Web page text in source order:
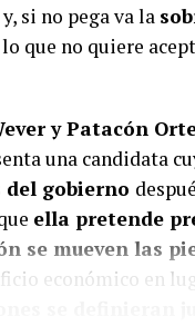
y, si no pega va la
que no quiere
y Patacón
una candidata
del gobierno
ella pretende
se mueven las
económico en